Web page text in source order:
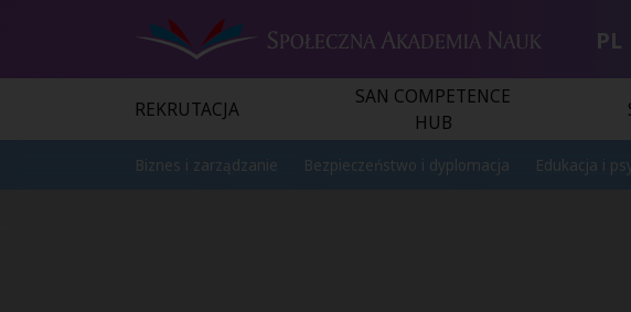
PL
REKRUTACJA
SAN COMPETENCE
HUB
Biznes i zarządzanie Bezpieczeństwo i dyplomacja Edukacja i